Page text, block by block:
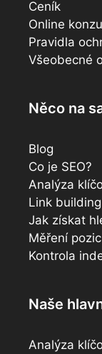
Ceník
Online
Pravidla
Všeobecné
Něco na
Blog
Co je SEO?
Analýza
Link
Jak získat
Měření
Kontrola
Naše
Analýza